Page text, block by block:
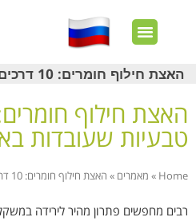
האצת חילוף חומרים: 10 דרכים טבעיות שעובדות באמת
טבעיות שעובדות
Home
» מאמרים » האצת חילוף חומרים: 10 דרכים טבעיות שעובדות באמת
רבים מחפשים פתרון מהיר לירידה